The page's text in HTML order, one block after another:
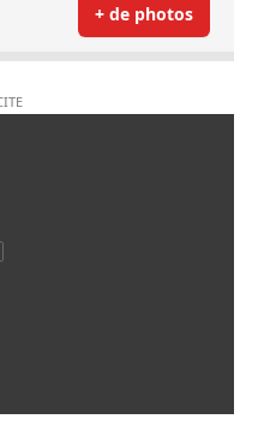
+ de photos